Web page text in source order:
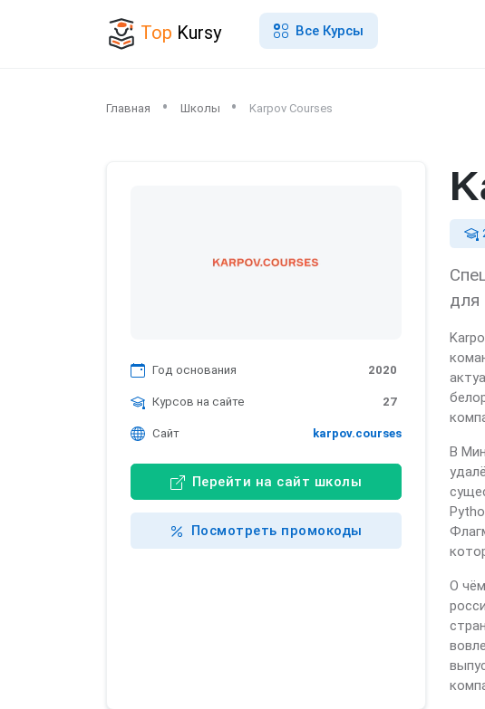
Top Kursy Все Курсы
Главная Школы Karpov Courses
Год основания 2020
Курсов на сайте 27
Сайт karpov.courses
Перейти на сайт школы
Посмотреть промокоды
для
В
О